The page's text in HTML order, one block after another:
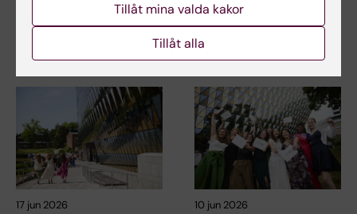
När Gottfrid Rehnman och
hans kursare på det 5,5-åriga
Den 5 juni examinerades den
sista kullen studenter från det
5,5-åriga…
17 jun 2026 10 jun 2026
Tillåt mina valda kakor
Tillåt alla